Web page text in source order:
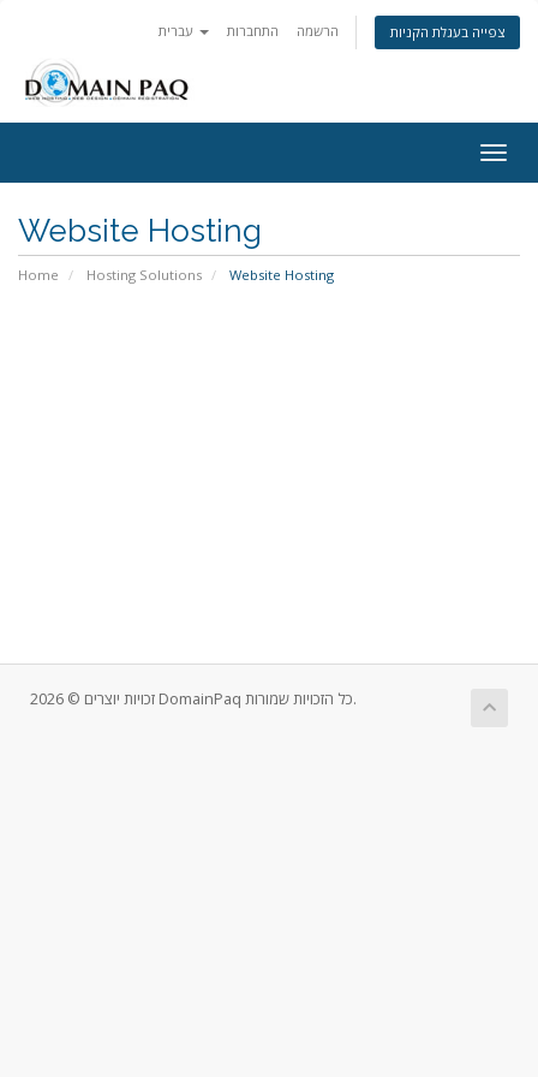
התחברות הרשמה צפייה בעגלת הקניות
Website Hosting
Home Hosting Solutions Website Hosting
זכויות יוצרים © 2026 DomainPaq כל הזכויות שמורות.